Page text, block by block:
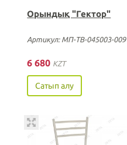
Орындық "Гектор"
Артикул: МП-ТВ-045003-009
6 680 KZT
Сатып алу